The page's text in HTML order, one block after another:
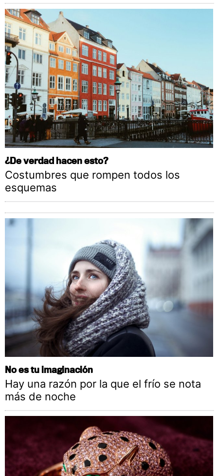
¿De verdad hacen esto?
Costumbres que rompen todos los
esquemas
No es tu imaginación
Hay una razón por la que el frío se nota
más de noche